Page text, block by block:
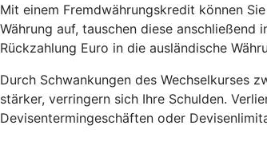
Mit einem Fremdwährungskredit können
Währung auf, tauschen diese anschließend
Rückzahlung Euro in die ausländische
Durch Schwankungen des Wechselkurses
stärker, verringern sich Ihre Schulden.
Devisentermingeschäften oder